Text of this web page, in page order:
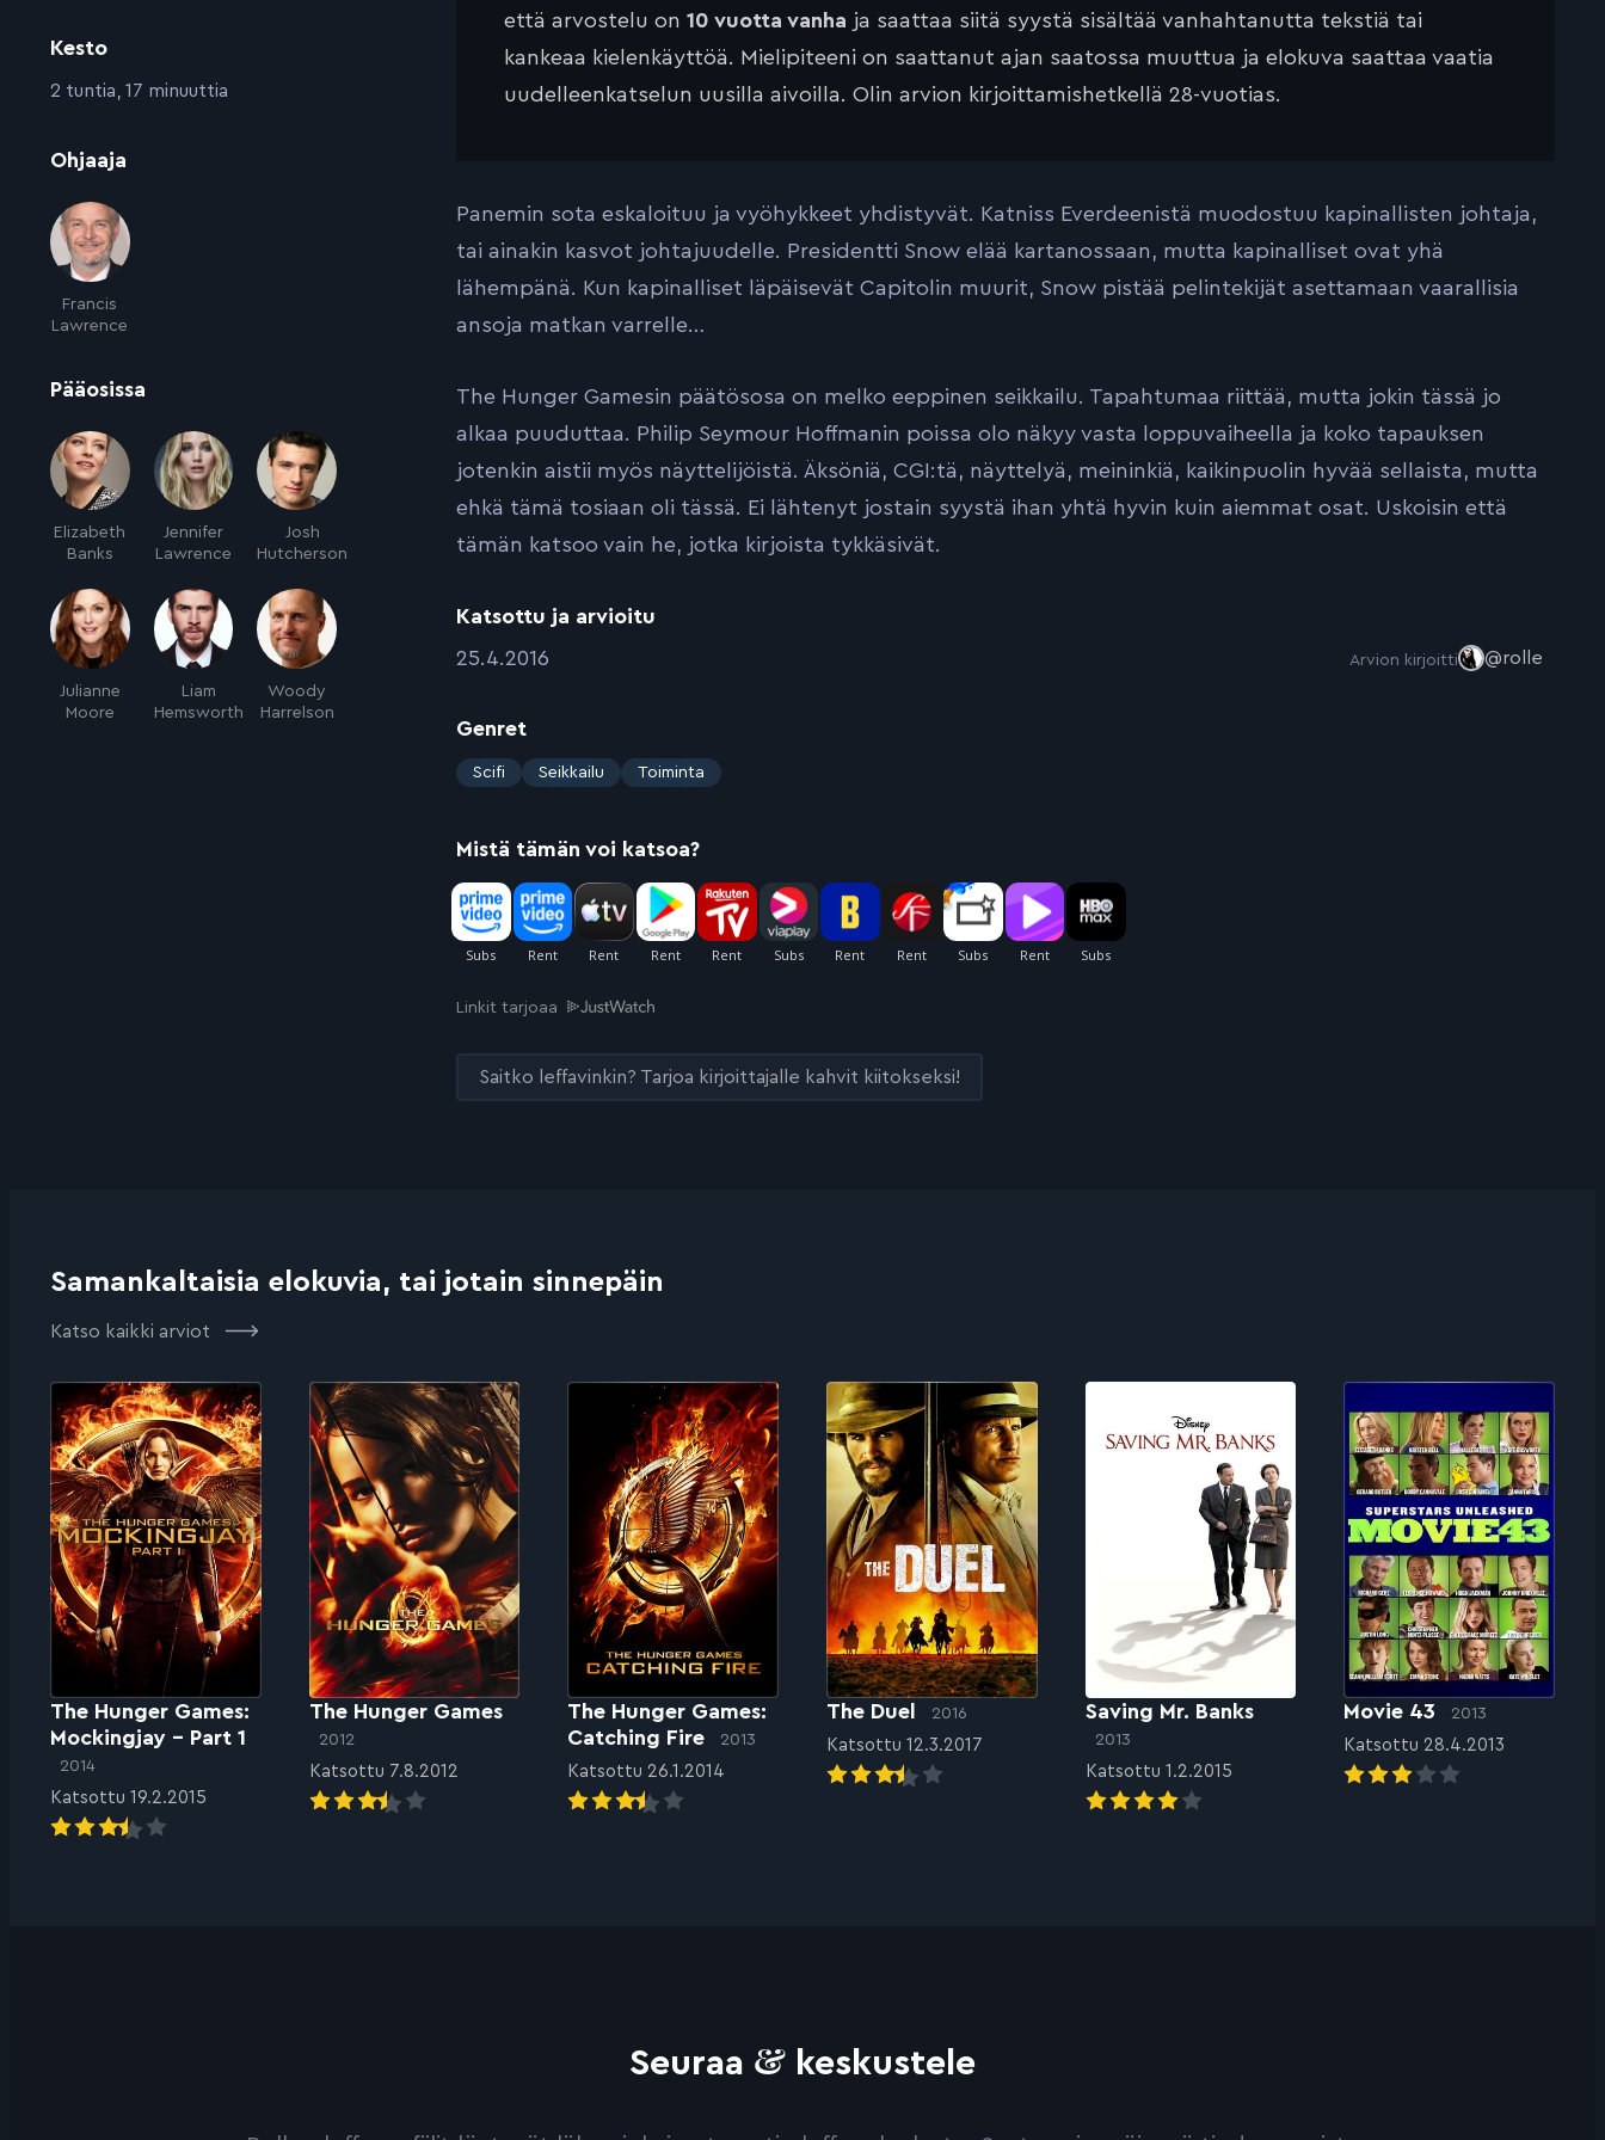
Kesto
:2 tuntia, 17 minuuttia
Ohjaaja
Francis
Lawrence
Pääosissa
Elizabeth
Banks
Jennifer
Lawrence
Josh
Hutcherson
Julianne
Moore
Liam
Hemsworth
Woody
Harrelson
että arvostelu on 10 vuotta vanha ja saattaa siitä syystä sisältää vanhahtanutta tekstiä tai
kankeaa kielenkäyttöä. Mielipiteeni on saattanut ajan saatossa muuttua ja elokuva saattaa vaatia
uudelleenkatselun uusilla aivoilla. Olin arvion kirjoittamishetkellä 28-vuotias.
Panemin sota eskaloituu ja vyöhykkeet yhdistyvät. Katniss Everdeenistä muodostuu kapinallisten johtaja,
tai ainakin kasvot johtajuudelle. Presidentti Snow elää kartanossaan, mutta kapinalliset ovat yhä
lähempänä. Kun kapinalliset läpäisevät Capitolin muurit, Snow pistää pelintekijät asettamaan vaarallisia
ansoja matkan varrelle…
The Hunger Gamesin päätösosa on melko eeppinen seikkailu. Tapahtumaa riittää, mutta jokin tässä jo
alkaa puuduttaa. Philip Seymour Hoffmanin poissa olo näkyy vasta loppuvaiheella ja koko tapauksen
jotenkin aistii myös näyttelijöistä. Äksöniä, CGI:tä, näyttelyä, meininkiä, kaikinpuolin hyvää sellaista, mutta
ehkä tämä tosiaan oli tässä. Ei lähtenyt jostain syystä ihan yhtä hyvin kuin aiemmat osat. Uskoisin että
tämän katsoo vain he, jotka kirjoista tykkäsivät.
Katsottu ja arvioitu
:25.4.2016 Arvion kirjoitti @rolle
Genret
:
Scifi Seikkailu Toiminta
Mistä tämän voi katsoa?
Linkit tarjoaa
Saitko leffavinkin? Tarjoa kirjoittajalle kahvit kiitokseksi!
Samankaltaisia elokuvia, tai jotain sinnepäin
Katso kaikki arviot
The Hunger Games:
Mockingjay – Part 1
2014
Katsottu 19.2.2015
The Hunger Games
2012
Katsottu 7.8.2012
The Hunger Games:
Catching Fire
2013
Katsottu 26.1.2014
The Duel 2016
Katsottu 12.3.2017
Saving Mr. Banks
2013
Katsottu 1.2.2015
Movie 43 2013
Katsottu 28.4.2013
Seuraa & keskustele